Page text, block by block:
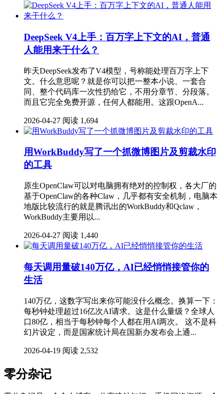
DeepSeek V4上手：百万字上下文的AI，普通
人能用来干什么？
昨天DeepSeek发布了V4模型，号称能处理百万字上下
文。什么意思呢？就是你可以把一整本小说、一套合
同、整个代码库一次性扔给它，不用分章节、分段落。
而且它完全免费开源，任何人都能用。这跟OpenA...
2026-04-27 阅读 1,694
用WorkBuddy写了一个抓微博图片及剪裁水印
的工具
原生OpenClaw可以对电脑拥有绝对的控制权，各大厂的
基于OpenClaw的各种Claw，几乎都有安全机制，电脑本
地版比较流行的就是腾讯出的WorkBuddy和Qclaw，
WorkBuddy主要用以...
2026-04-27 阅读 1,440
每天调用量破140万亿，AI已经悄悄接管你的
生活
140万亿，这数字写出来你可能没什么概念。换算一下：
每秒钟处理超过16亿次AI请求。这是什么量级？全球人
口80亿，相当于每秒钟每个人都在用AI两次。 这不是科
幻片设定，而是国家统计局在国新办发布会上通...
2026-04-19 阅读 2,532
零分杂记